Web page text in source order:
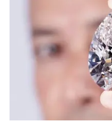
Image Credit : AI Image
बिना मिट्टी के अदरक
बिना गमले और
एक छोटी सी गलती